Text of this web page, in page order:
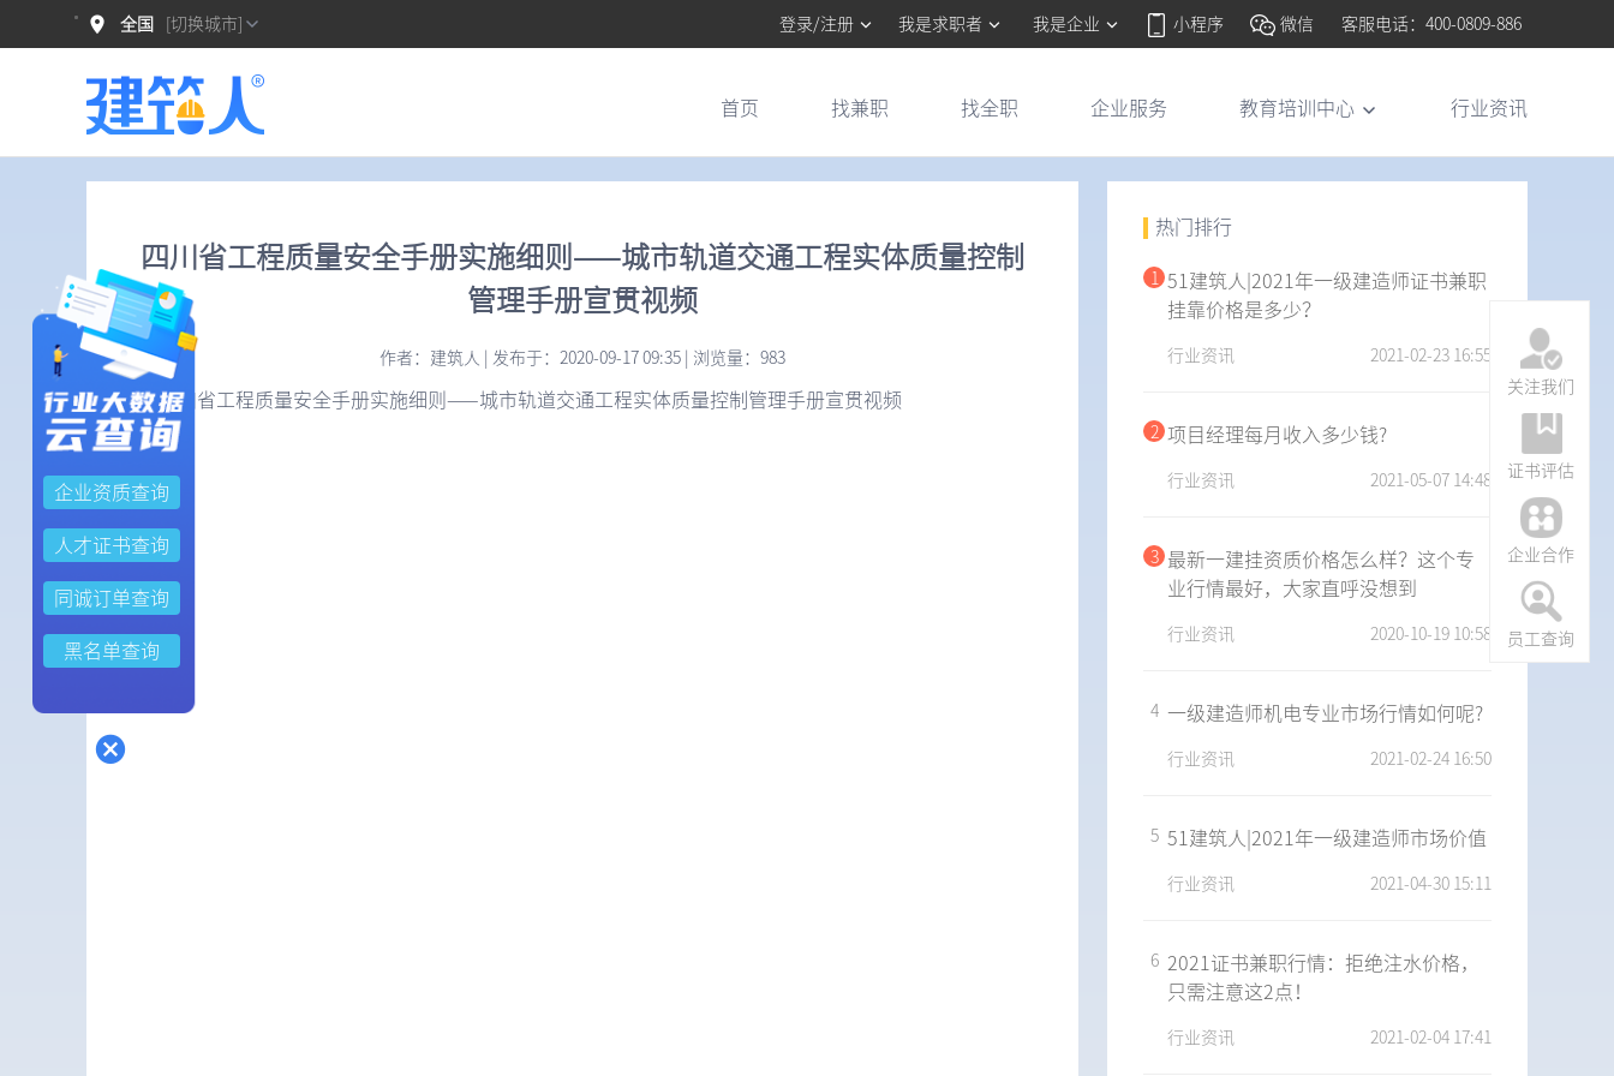
全国 [切换城市] 登录/注册 我是求职者 我是企业 小程序 微信 客服电话：400-0809-886
首页 找兼职 找全职 企业服务 教育培训中心 行业资讯
四川省工程质量安全手册实施细则——城市轨道交通工程实体质量控制
管理手册宣贯视频
作者：建筑人 | 发布于：2020-09-17 09:35 | 浏览量：983
四川省工程质量安全手册实施细则——城市轨道交通工程实体质量控制管理手册宣贯视频
热门排行
1
51建筑人|2021年一级建造师证书兼职
挂靠价格是多少？
行业资讯 2021-02-23 16:55
2 项目经理每月收入多少钱?
行业资讯 2021-05-07 14:48
3
最新一建挂资质价格怎么样？这个专
业行情最好，大家直呼没想到
行业资讯 2020-10-19 10:58
4 一级建造师机电专业市场行情如何呢?
行业资讯 2021-02-24 16:50
5 51建筑人|2021年一级建造师市场价值
行业资讯 2021-04-30 15:11
6
2021证书兼职行情：拒绝注水价格，
只需注意这2点！
行业资讯 2021-02-04 17:41
关注我们
证书评估
企业合作
员工查询
企业资质查询
人才证书查询
同诚订单查询
黑名单查询